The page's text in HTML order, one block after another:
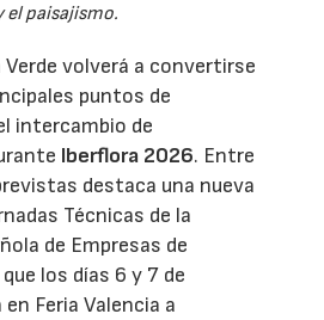
el paisajismo.
Verde volverá a convertirse
puntos de
intercambio de
Iberflora 2026. Entre
destaca una nueva
Técnicas de la
de Empresas de
que los días 6 y 7 de
Feria Valencia a